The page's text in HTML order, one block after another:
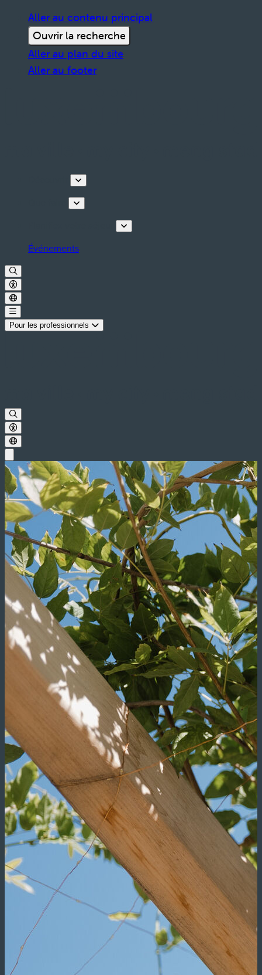
Aller au contenu principal
Ouvrir la recherche
Aller au plan du site
Aller au footer
Événements
Pour les professionnels